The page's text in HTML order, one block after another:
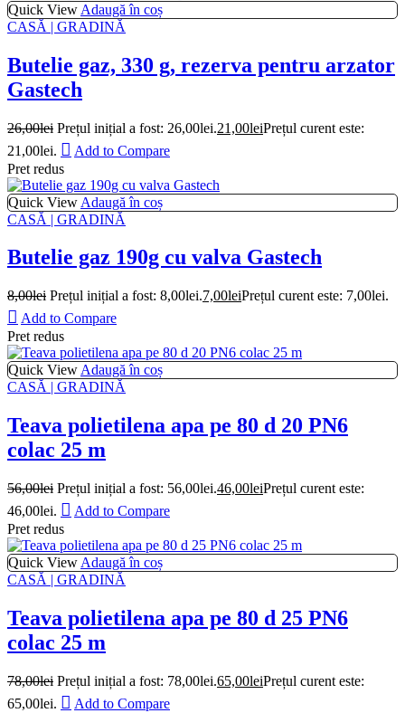
Quick View Adaugă în coș
CASĂ | GRADINĂ
Butelie gaz, 330 g, rezerva pentru arzator
Gastech
26,00lei Prețul inițial a fost: 26,00lei.21,00leiPrețul curent este:
21,00lei.
Add to Compare
Pret redus
Quick View Adaugă în coș
CASĂ | GRADINĂ
Butelie gaz 190g cu valva Gastech
8,00lei Prețul inițial a fost: 8,00lei.7,00leiPrețul curent este: 7,00lei.
Add to Compare
Pret redus
Quick View Adaugă în coș
CASĂ | GRADINĂ
Teava polietilena apa pe 80 d 20 PN6
colac 25 m
56,00lei Prețul inițial a fost: 56,00lei.46,00leiPrețul curent este:
46,00lei.
Add to Compare
Pret redus
Quick View Adaugă în coș
CASĂ | GRADINĂ
Teava polietilena apa pe 80 d 25 PN6
colac 25 m
78,00lei Prețul inițial a fost: 78,00lei.65,00leiPrețul curent este:
65,00lei.
Add to Compare